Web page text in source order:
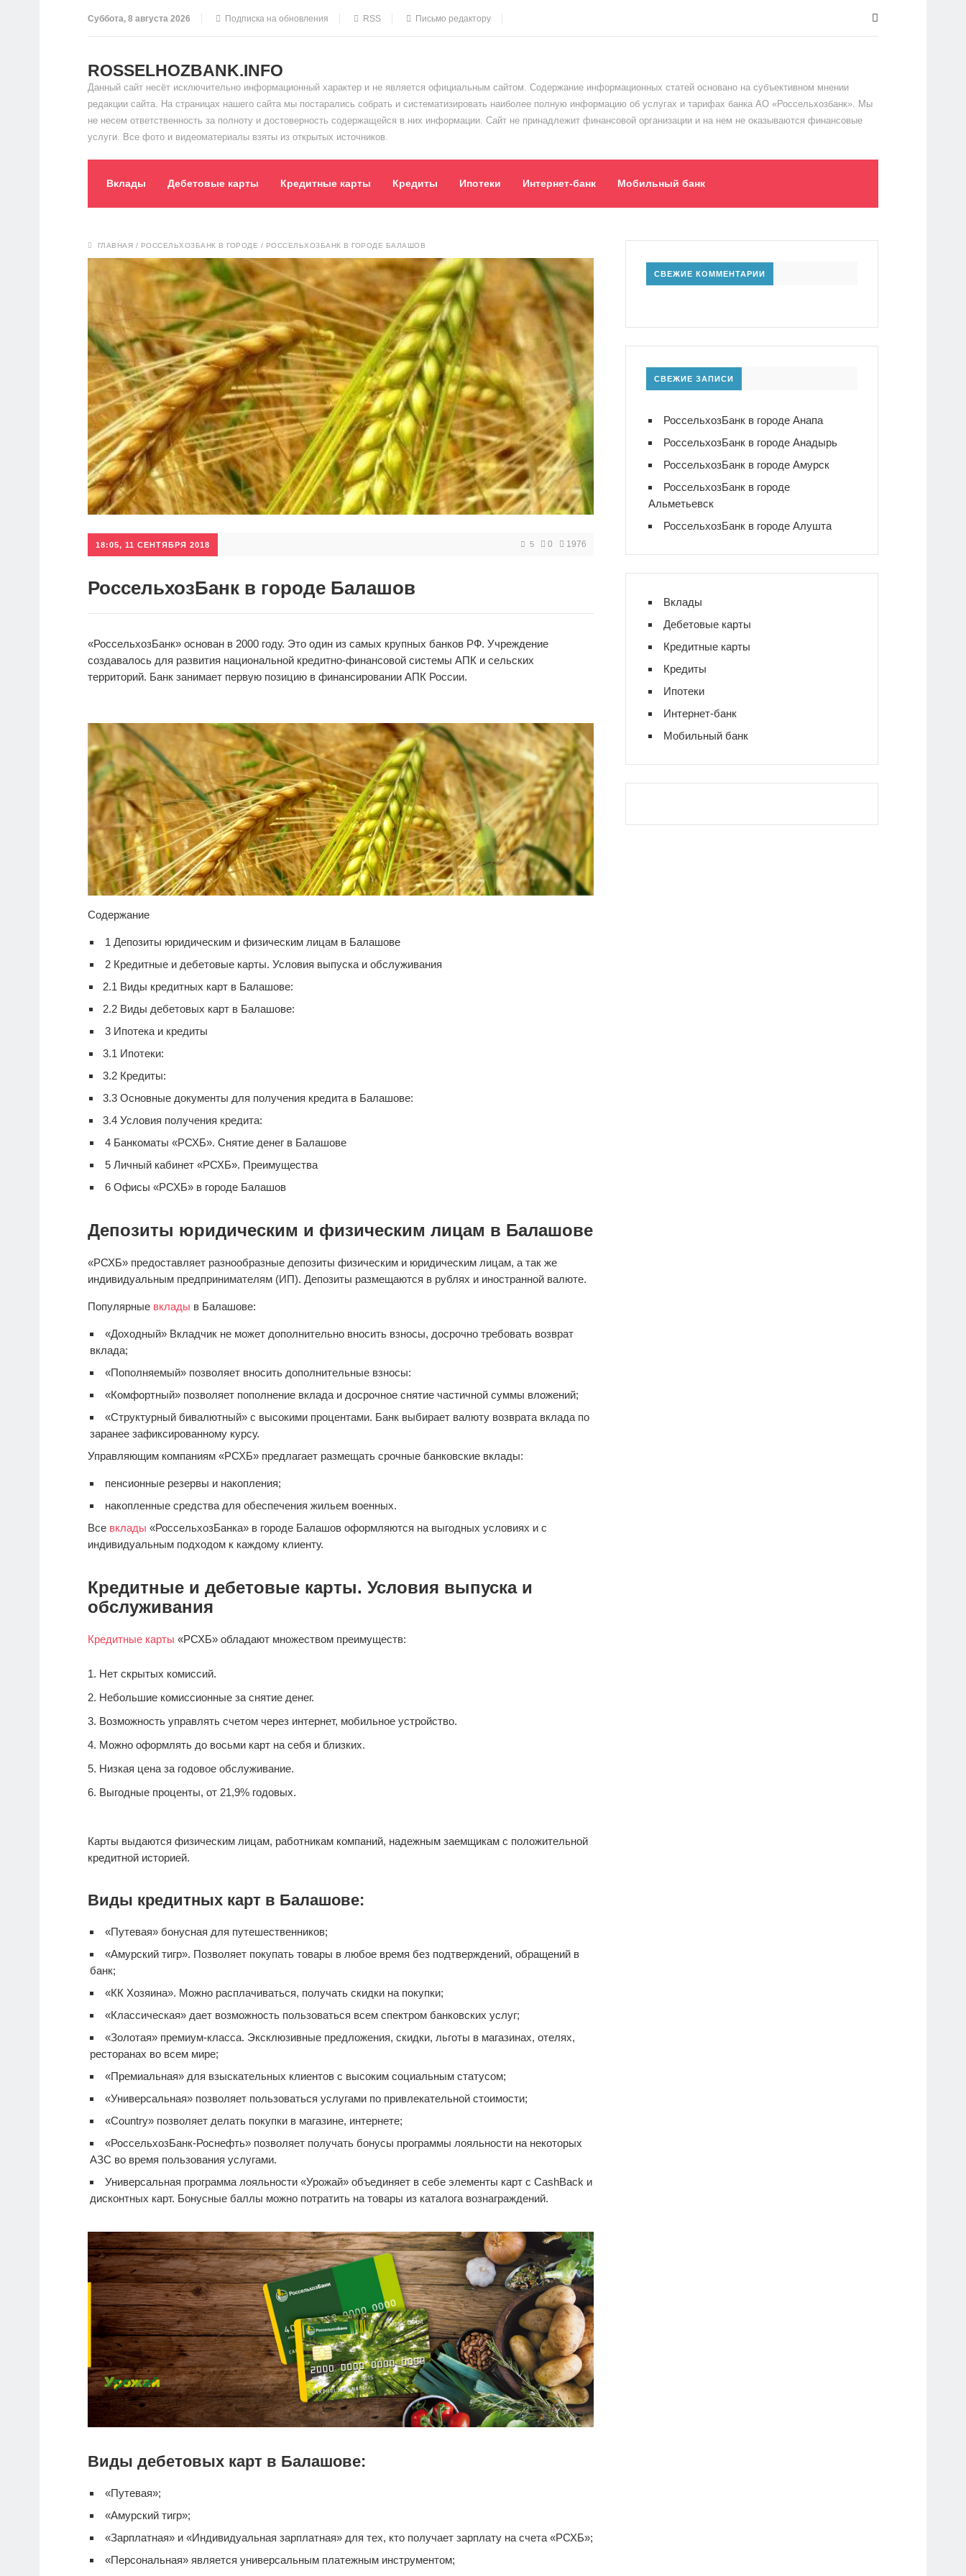
Суббота, 8 августа 2026 Подписка на обновления RSS Письмо редактору
ROSSELHOZBANK.INFO
Данный сайт несёт исключительно информационный характер и не является официальным сайтом. Содержание информационных статей основано на субъективном мнении
редакции сайта. На страницах нашего сайта мы постарались собрать и систематизировать наиболее полную информацию об услугах и тарифах банка АО «Россельхозбанк». Мы
не несем ответственность за полноту и достоверность содержащейся в них информации. Сайт не принадлежит финансовой организации и на нем не оказываются финансовые
услуги. Все фото и видеоматериалы взяты из открытых источников.
Вклады Дебетовые карты Кредитные карты Кредиты Ипотеки Интернет-банк Мобильный банк
ГЛАВНАЯ / РОССЕЛЬХОЗБАНК В ГОРОДЕ / РОССЕЛЬХОЗБАНК В ГОРОДЕ БАЛАШОВ
18:05, 11 СЕНТЯБРЯ 2018 5 0 1976
РоссельхозБанк в городе Балашов
«РоссельхозБанк» основан в 2000 году. Это один из самых крупных банков РФ. Учреждение
создавалось для развития национальной кредитно-финансовой системы АПК и сельских
территорий. Банк занимает первую позицию в финансировании АПК России.
Содержание
1 Депозиты юридическим и физическим лицам в Балашове
2 Кредитные и дебетовые карты. Условия выпуска и обслуживания
2.1 Виды кредитных карт в Балашове:
2.2 Виды дебетовых карт в Балашове:
3 Ипотека и кредиты
3.1 Ипотеки:
3.2 Кредиты:
3.3 Основные документы для получения кредита в Балашове:
3.4 Условия получения кредита:
4 Банкоматы «РСХБ». Снятие денег в Балашове
5 Личный кабинет «РСХБ». Преимущества
6 Офисы «РСХБ» в городе Балашов
Депозиты юридическим и физическим лицам в Балашове
«РСХБ» предоставляет разнообразные депозиты физическим и юридическим лицам, а так же
индивидуальным предпринимателям (ИП). Депозиты размещаются в рублях и иностранной валюте.
Популярные вклады в Балашове:
«Доходный» Вкладчик не может дополнительно вносить взносы, досрочно требовать возврат
вклада;
«Пополняемый» позволяет вносить дополнительные взносы:
«Комфортный» позволяет пополнение вклада и досрочное снятие частичной суммы вложений;
«Структурный бивалютный» с высокими процентами. Банк выбирает валюту возврата вклада по
заранее зафиксированному курсу.
Управляющим компаниям «РСХБ» предлагает размещать срочные банковские вклады:
пенсионные резервы и накопления;
накопленные средства для обеспечения жильем военных.
Все вклады «РоссельхозБанка» в городе Балашов оформляются на выгодных условиях и с
индивидуальным подходом к каждому клиенту.
Кредитные и дебетовые карты. Условия выпуска и
обслуживания
Кредитные карты «РСХБ» обладают множеством преимуществ:
Нет скрытых комиссий.
Небольшие комиссионные за снятие денег.
Возможность управлять счетом через интернет, мобильное устройство.
Можно оформлять до восьми карт на себя и близких.
Низкая цена за годовое обслуживание.
Выгодные проценты, от 21,9% годовых.
Карты выдаются физическим лицам, работникам компаний, надежным заемщикам с положительной
кредитной историей.
Виды кредитных карт в Балашове:
«Путевая» бонусная для путешественников;
«Амурский тигр». Позволяет покупать товары в любое время без подтверждений, обращений в
банк;
«КК Хозяина». Можно расплачиваться, получать скидки на покупки;
«Классическая» дает возможность пользоваться всем спектром банковских услуг;
«Золотая» премиум-класса. Эксклюзивные предложения, скидки, льготы в магазинах, отелях,
ресторанах во всем мире;
«Премиальная» для взыскательных клиентов с высоким социальным статусом;
«Универсальная» позволяет пользоваться услугами по привлекательной стоимости;
«Country» позволяет делать покупки в магазине, интернете;
«РоссельхозБанк-Роснефть» позволяет получать бонусы программы лояльности на некоторых
АЗС во время пользования услугами.
Универсальная программа лояльности «Урожай» объединяет в себе элементы карт с CashBack и
дисконтных карт. Бонусные баллы можно потратить на товары из каталога вознаграждений.
Виды дебетовых карт в Балашове:
«Путевая»;
«Амурский тигр»;
«Зарплатная» и «Индивидуальная зарплатная» для тех, кто получает зарплату на счета «РСХБ»;
«Персональная» является универсальным платежным инструментом;
СВЕЖИЕ КОММЕНТАРИИ
СВЕЖИЕ ЗАПИСИ
РоссельхозБанк в городе Анапа
РоссельхозБанк в городе Анадырь
РоссельхозБанк в городе Амурск
РоссельхозБанк в городе
Альметьевск
РоссельхозБанк в городе Алушта
Вклады
Дебетовые карты
Кредитные карты
Кредиты
Ипотеки
Интернет-банк
Мобильный банк